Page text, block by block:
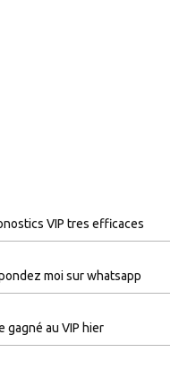
VIP tres efficaces
moi sur whatsapp
au VIP hier